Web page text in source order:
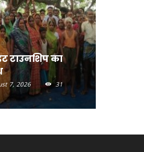
टाउनशिप का
7, 2026
31